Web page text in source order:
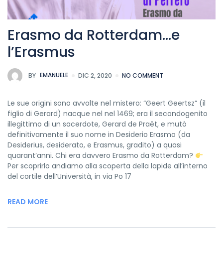
Erasmo da Rotterdam…e
l’Erasmus
BY EMANUELE DIC 2, 2020 NO COMMENT
Le sue origini sono avvolte nel mistero: “Geert Geertsz” (il
figlio di Gerard) nacque nel nel 1469; era il secondogenito
illegittimo di un sacerdote, Gerard de Praët, e mutò
definitivamente il suo nome in Desiderio Erasmo (da
Desiderius, desiderato, e Erasmus, gradito) a quasi
quarant’anni. Chi era davvero Erasmo da Rotterdam?
Per scoprirlo andiamo alla scoperta della lapide all’interno
del cortile dell’Università, in via Po 17
READ MORE